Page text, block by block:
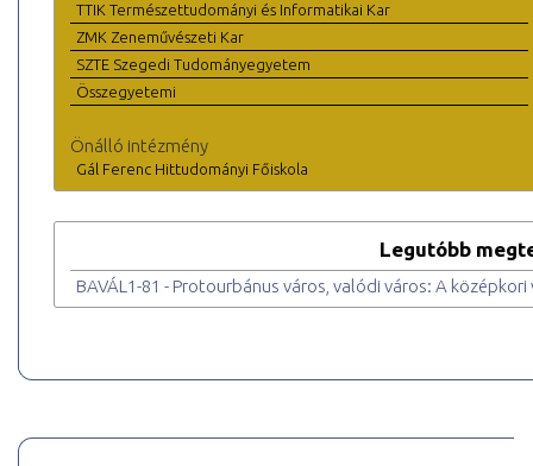
TTIK Természettudományi és Informatikai Kar
ZMK Zeneművészeti Kar
SZTE Szegedi Tudományegyetem
Összegyetemi
Önálló intézmény
Gál Ferenc Hittudományi Főiskola
Legutóbb
BAVÁL1-81 - Protourbánus város, valódi város: A